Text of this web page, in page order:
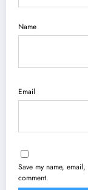
Name
Email
Save my name,
comment.